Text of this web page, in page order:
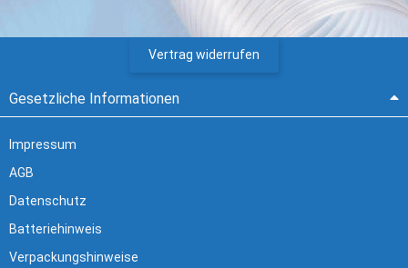
Vertrag widerrufen
Gesetzliche Informationen
Impressum
AGB
Datenschutz
Batteriehinweis
Verpackungshinweise